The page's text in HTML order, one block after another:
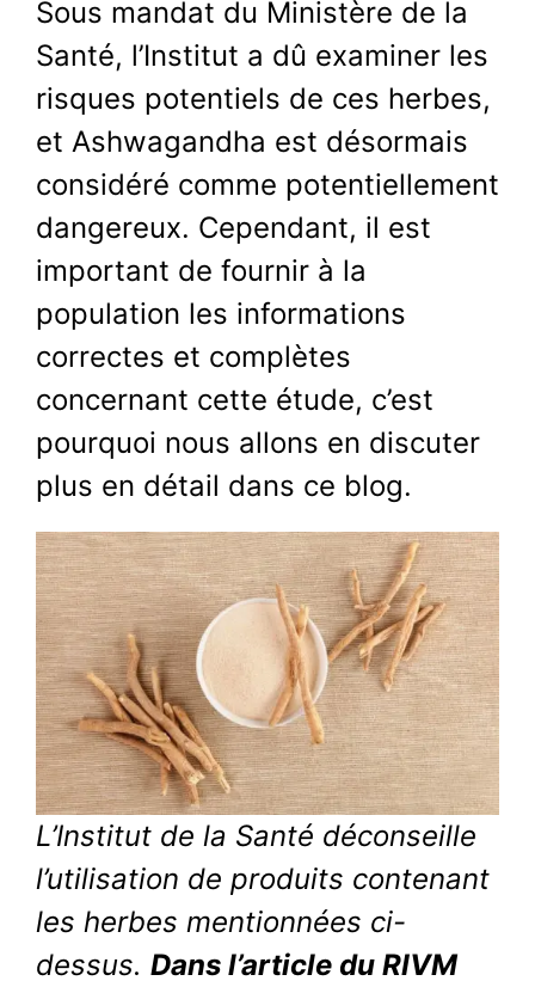
Sous mandat du Ministère de la
Santé, l’Institut a dû examiner les
risques potentiels de ces herbes,
et Ashwagandha est désormais
considéré comme potentiellement
dangereux. Cependant, il est
important de fournir à la
population les informations
correctes et complètes
concernant cette étude, c’est
pourquoi nous allons en discuter
plus en détail dans ce blog.
L’Institut de la Santé déconseille
l’utilisation de produits contenant
les herbes mentionnées ci-
dessus. Dans l’article du RIVM